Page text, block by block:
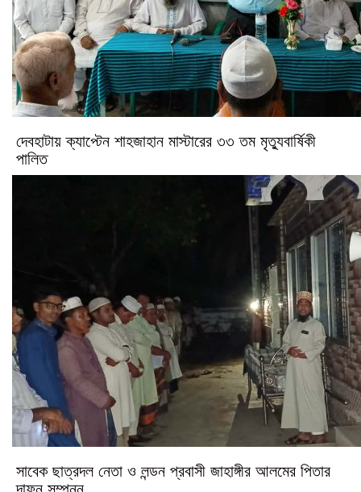
দেবহাটায় ক্যাপ্টেন শাহজাহান মাস্টারের ৩৩ তম মৃত্যুবার্ষিকী
পালিত
সাবেক ছাত্রদল নেতা ও লন্ডন প্রবাসী জাহাঙ্গীর আলমের পিতার